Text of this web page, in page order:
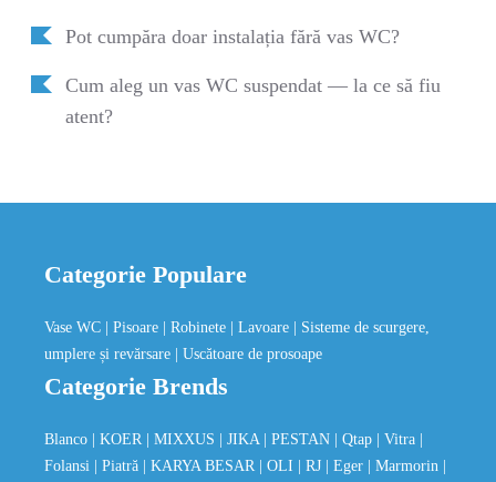
Pot cumpăra doar instalația fără vas WC?
Cum aleg un vas WC suspendat — la ce să fiu
atent?
Categorie Populare
Vase WC | Pisoare | Robinete | Lavoare
| Sisteme de scurgere,
umplere și revărsare
| Uscătoare de prosoape
Categorie Brends
Blanco | KOER | MIXXUS | JIKA | PESTAN | Qtap | Vitra
Folansi
| Piatră | KARYA BESAR | OLI | RJ | Eger | Marmorin